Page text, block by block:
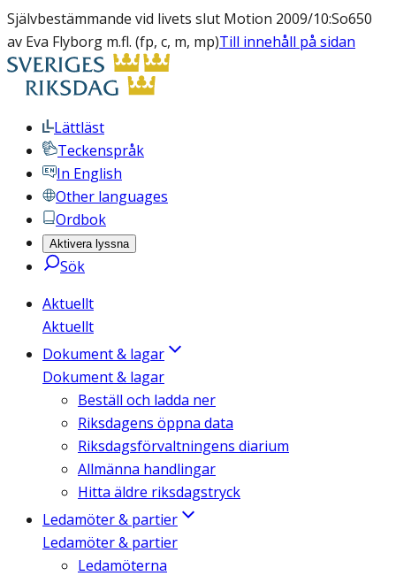
Självbestämmande vid livets slut Motion 2009/10:So650
av Eva Flyborg m.fl. (fp, c, m, mp)Till innehåll på sidan
Lättläst
Teckenspråk
In English
Other languages
Ordbok
Aktivera lyssna
Sök
Aktuellt
Aktuellt
Dokument & lagar
Dokument & lagar
Beställ och ladda ner
Riksdagens öppna data
Riksdagsförvaltningens diarium
Allmänna handlingar
Hitta äldre riksdagstryck
Ledamöter & partier
Ledamöter & partier
Ledamöterna